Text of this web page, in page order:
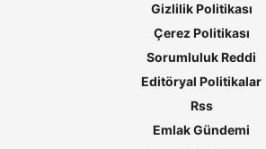
Gizlilik Politikası
Çerez Politikası
Sorumluluk Reddi
Editöryal Politikalar
Rss
Emlak Gündemi